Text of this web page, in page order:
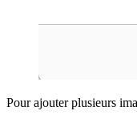
Pour ajouter plusieurs